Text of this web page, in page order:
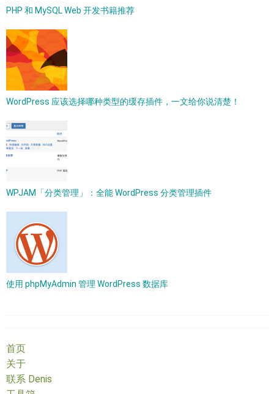
PHP 和 MySQL Web 开发书籍推荐
WordPress 应该选择哪种类型的缓存插件，一文给你说清楚！
WPJAM「分类管理」：全能 WordPress 分类管理插件
使用 phpMyAdmin 管理 WordPress 数据库
首页
关于
联系 Denis